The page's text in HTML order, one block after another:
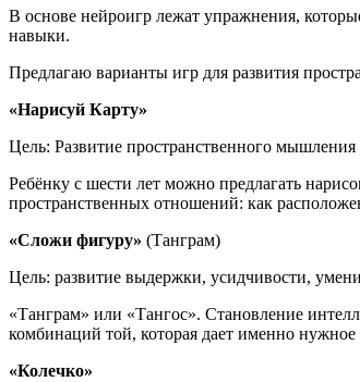
В основе нейроигр лежат упражнения,
навыки.
Предлагаю варианты игр для развития
«Нарисуй Карту»
Цель: Развитие пространственного
Ребёнку с шести лет можно предлагать
пространственных отношений: как
«Сложи фигуру» (Танграм)
Цель: развитие выдержки, усидчивости,
«Танграм» или «Тангос». Становление
комбинаций той, которая дает именно нужное
«Колечко»